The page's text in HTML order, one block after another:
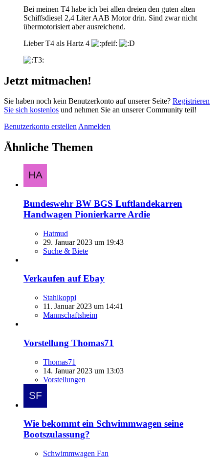
Bei meinen T4 habe ich bei allen dreien den guten alten
Schiffsdiesel 2,4 Liter AAB Motor drin. Sind zwar nicht
übermotorisiert aber ausreichend.
Lieber T4 als Hartz 4
Jetzt mitmachen!
Sie haben noch kein Benutzerkonto auf unserer Seite? Registrieren
Sie sich kostenlos und nehmen Sie an unserer Community teil!
Benutzerkonto erstellenAnmelden
Ähnliche Themen
Bundeswehr BW BGS Luftlandekarren
Handwagen Pionierkarre Ardie
Hatmud
29. Januar 2023 um 19:43
Suche & Biete
Verkaufen auf Ebay
Stahlkoppi
11. Januar 2023 um 14:41
Mannschaftsheim
Vorstellung Thomas71
Thomas71
14. Januar 2023 um 13:03
Vorstellungen
Wie bekommt ein Schwimmwagen seine
Bootszulassung?
Schwimmwagen Fan